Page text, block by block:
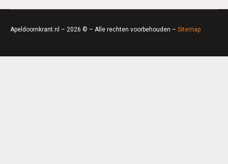
Apeldoornkrant.nl – 2026 © – Alle rechten voorbehouden – Sitemap